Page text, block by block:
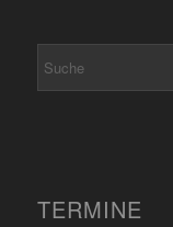
TERMINE